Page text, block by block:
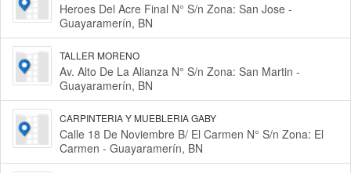
Heroes Del Acre Final N° S/n Zona: San Jose -
Guayaramerín, BN
TALLER MORENO
Av. Alto De La Alianza N° S/n Zona: San Martin -
Guayaramerín, BN
CARPINTERIA Y MUEBLERIA GABY
Calle 18 De Noviembre B/ El Carmen N° S/n Zona: El
Carmen - Guayaramerín, BN